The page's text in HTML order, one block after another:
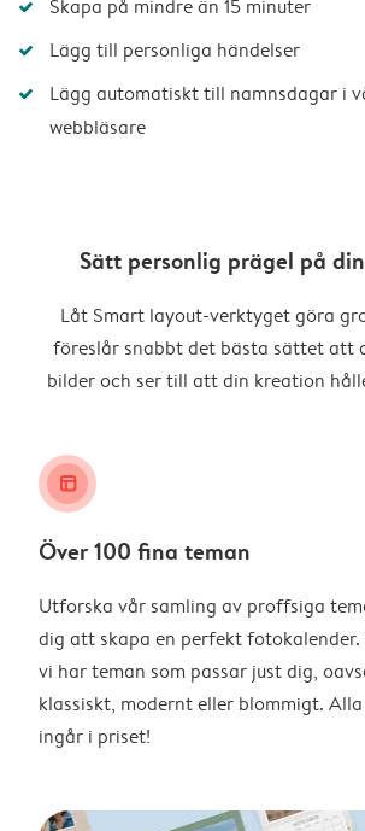
Skapa på mindre än 15 minuter
Lägg till personliga händelser
Lägg automatiskt till namnsdagar i
webbläsare
Sätt personlig prägel på
Låt Smart layout-verktyget göra
föreslår snabbt det bästa sättet att
bilder och ser till att din kreation
layout_alt
Över 100 fina teman
Utforska vår samling av proffsiga
dig att skapa en perfekt
vi har teman som passar just dig,
klassiskt, modernt eller blommigt.
ingår i priset!